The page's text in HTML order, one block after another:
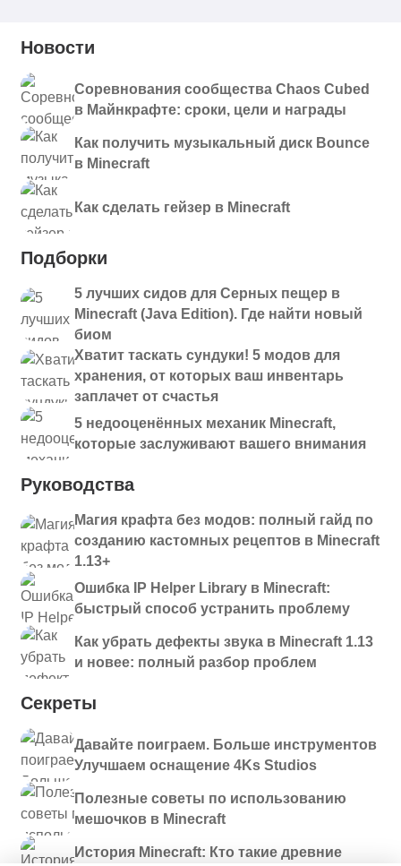
Новости
Соревнования сообщества Chaos Cubed
в Майнкрафте: сроки, цели и награды
Как получить музыкальный диск Bounce
в Minecraft
Как сделать гейзер в Minecraft
Подборки
5 лучших сидов для Серных пещер в
Minecraft (Java Edition). Где найти новый
биом
Хватит таскать сундуки! 5 модов для
хранения, от которых ваш инвентарь
заплачет от счастья
5 недооценённых механик Minecraft,
которые заслуживают вашего внимания
Руководства
Магия крафта без модов: полный гайд по
созданию кастомных рецептов в Minecraft
1.13+
Ошибка IP Helper Library в Minecraft:
быстрый способ устранить проблему
Как убрать дефекты звука в Minecraft 1.13
и новее: полный разбор проблем
Секреты
Давайте поиграем. Больше инструментов
Улучшаем оснащение 4Ks Studios
Полезные советы по использованию
мешочков в Minecraft
История Minecraft: Кто такие древние